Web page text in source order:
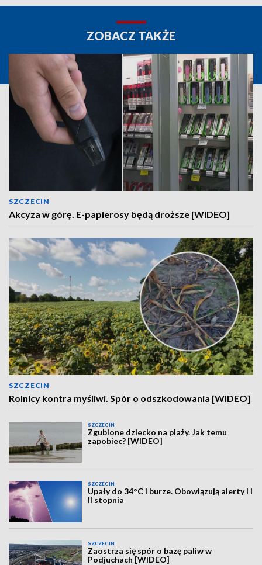
ZOBACZ TAKŻE
SZCZECIN
Akcyza w górę. E-papierosy będą droższe [WIDEO]
SZCZECIN
Rolnicy kontra myśliwi. Spór o odszkodowania [WIDEO]
SZCZECIN
Zgubione dziecko na plaży. Jak temu
zapobiec? [WIDEO]
SZCZECIN
Upały do 34°C i burze. Obowiązują alerty I i
II stopnia
SZCZECIN
Zaostrza się spór o bazę paliw w
Podjuchach [WIDEO]